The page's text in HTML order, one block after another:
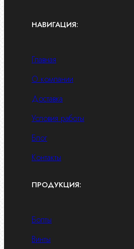
НАВИГАЦИЯ:
Главная
О компании
Доставка
Условия работы
Блог
Контакты
ПРОДУКЦИЯ:
Болты
Винты